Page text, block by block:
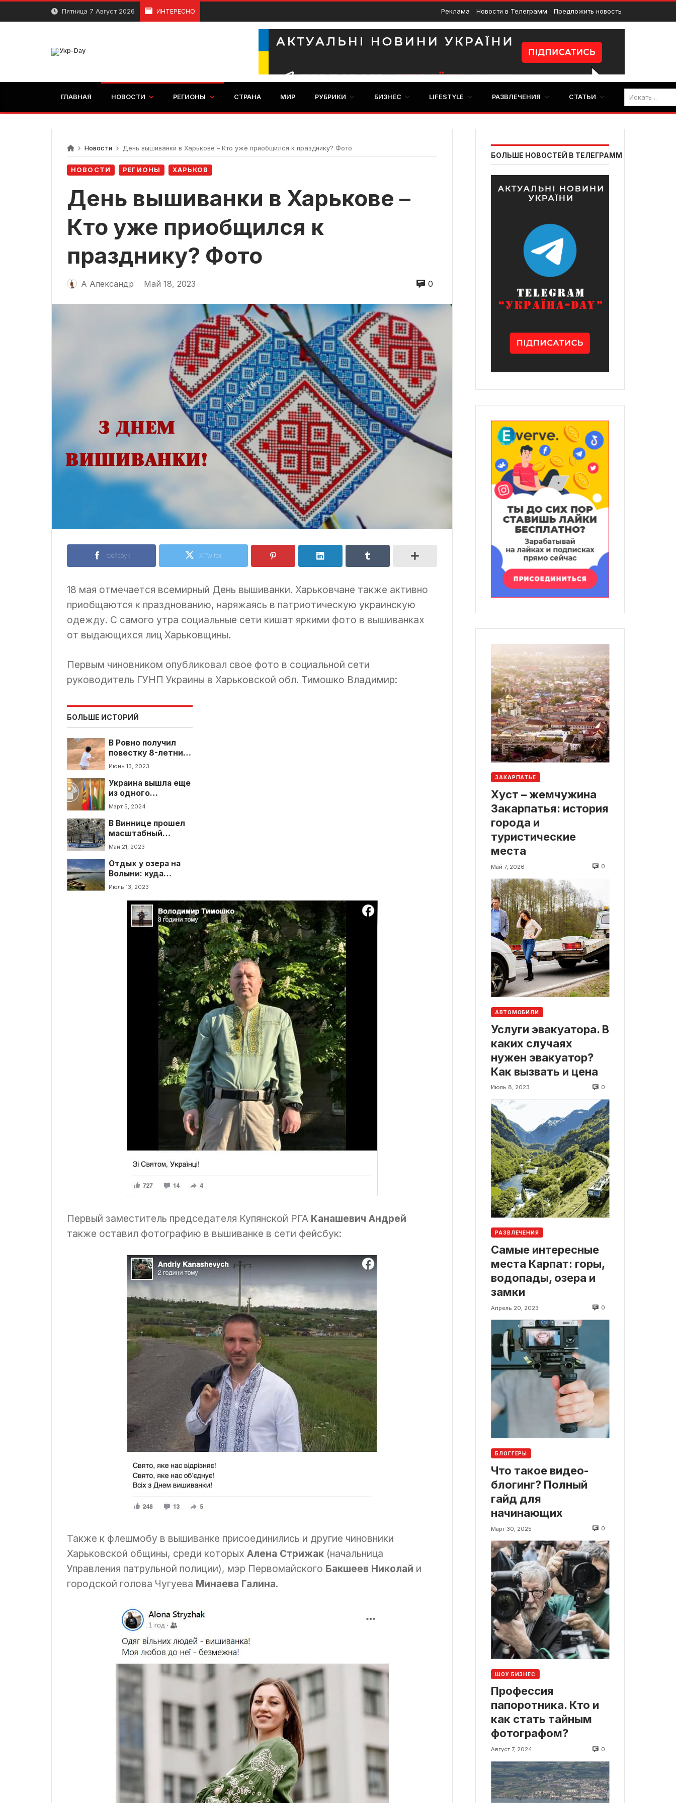
перейти
содержанию
Пятница 7 Август 2026 ИНТЕРЕСНО Реклама Новости в Телеграмм Предложить новость
ГЛАВНАЯ НОВОСТИ РЕГИОНЫ СТРАНА МИР РУБРИКИ БИЗНЕС LIFESTYLE РАЗВЛЕЧЕНИЯ СТАТЬИ
Новости День вышиванки в Харькове – Кто уже приобщился к празднику? Фото
НОВОСТИ РЕГИОНЫ ХАРЬКОВ
День вышиванки в Харькове –
Кто уже приобщился к
празднику? Фото
А Александр - Май 18, 2023 0
Фейсбук X Twitter
18 мая отмечается всемирный День вышиванки. Харьковчане также активно
приобщаются к празднованию, наряжаясь в патриотическую украинскую
одежду. С самого утра социальные сети кишат яркими фото в вышиванках
от выдающихся лиц Харьковщины.
Первым чиновником опубликовал свое фото в социальной сети
руководитель ГУНП Украины в Харьковской обл. Тимошко Владимир:
БОЛЬШЕ ИСТОРИЙ
В Ровно получил
повестку 8-летний
мальчик. Ошибка
Июнь 13, 2023
Украина вышла еще
из одного
соглашения СНГ
Март 5, 2024
В Виннице прошел
масштабный
чемпионат по ММА
Май 21, 2023
Отдых у озера на
Волыни: куда
поехать, кроме
популярные озера в
Волынской области
Июль 13, 2023
Первый заместитель председателя Купянской РГА Канашевич Андрей
также оставил фотографию в вышиванке в сети фейсбук:
Также к флешмобу в вышиванке присоединились и другие чиновники
Харьковской общины, среди которых Алена Стрижак (начальница
Управления патрульной полиции), мэр Первомайского Бакшеев Николай и
городской голова Чугуева Минаева Галина.
БОЛЬШЕ НОВОСТЕЙ В ТЕЛЕГРАММ
ЗАКАРПАТЬЕ
Хуст – жемчужина
Закарпатья: история
города и
туристические
места
Май 7, 2026 0
АВТОМОБИЛИ
Услуги эвакуатора. В
каких случаях
нужен эвакуатор?
Как вызвать и цена
Июль 8, 2023 0
РАЗВЛЕЧЕНИЯ
Самые интересные
места Карпат: горы,
водопады, озера и
замки
Апрель 20, 2023 0
БЛОГГЕРЫ
Что такое видео-
блогинг? Полный
гайд для
начинающих
Март 30, 2025 0
ШОУ БИЗНЕС
Профессия
папоротника. Кто и
как стать тайным
фотографом?
Август 7, 2024 0